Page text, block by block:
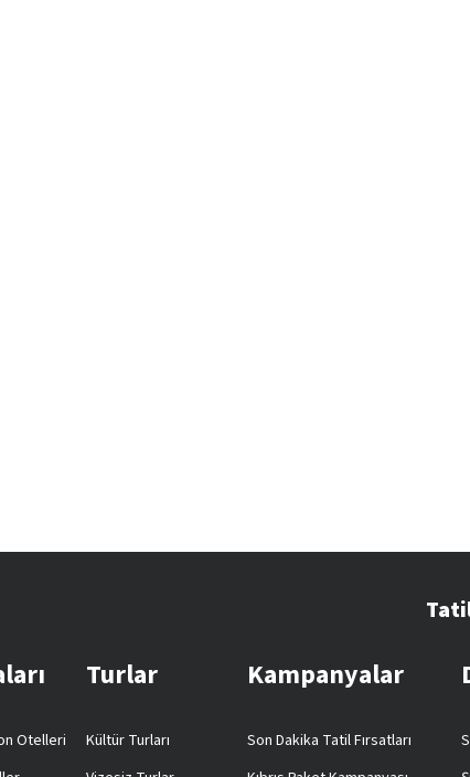
Otelleri
Turlar
Kültür Turları
Kampanyalar
Son Dakika Tatil Fırsatları